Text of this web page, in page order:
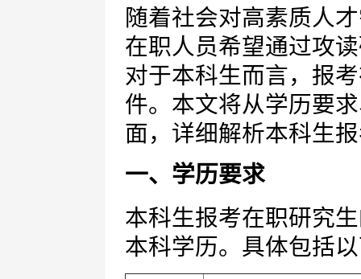
随着社会对高素质人
在职人员希望通过攻
对于本科生而言，报
件。本文将从学历要
面，详细解析本科生
一、学历要求
本科生报考在职研究
本科学历。具体包括